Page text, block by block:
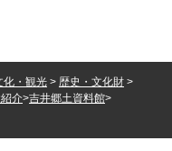
化・観光 > 歴史・文化財 >
介>吉井郷土資料館>